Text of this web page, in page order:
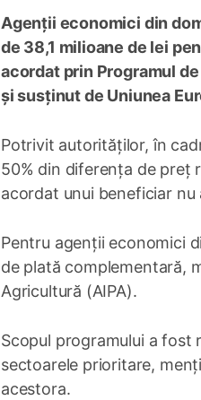
Agenții economici din
de 38,1 milioane de lei
acordat prin Programul
și susținut de Uniunea
Potrivit autorităților, în
50% din diferența de preț
acordat unui beneficiar nu
Pentru agenții economici
de plată complementară,
Agricultură (AIPA).
Scopul programului a fost
sectoarele prioritare,
acestora.